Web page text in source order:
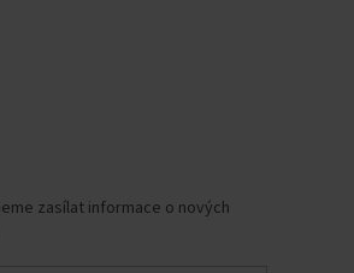
zasílat informace o nových